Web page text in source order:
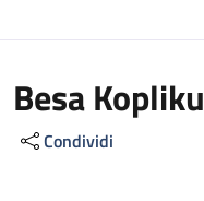
Besa Kopliku
Condividi